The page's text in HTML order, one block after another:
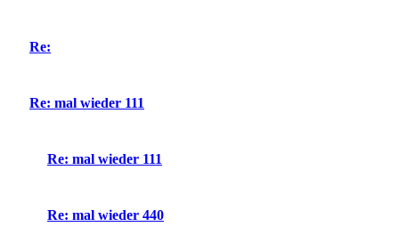
Re:
Re: mal wieder 111
Re: mal wieder 111
Re: mal wieder 440